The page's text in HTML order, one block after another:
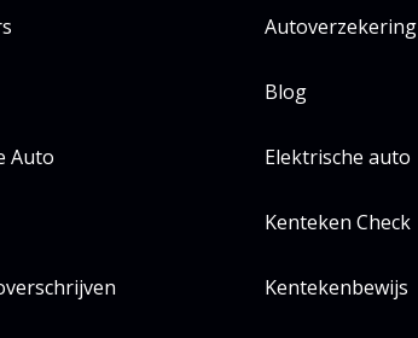
Autoverzekering
Blog
Auto Elektrische auto
Kenteken Check
Kentekenbewijs